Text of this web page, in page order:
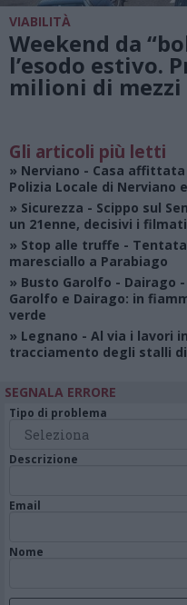
VIABILITÀ
Weekend da
l’esodo estivo.
milioni di
Gli articoli più letti
» Nerviano - Casa affittata
Polizia Locale di Nerviano
» Sicurezza - Scippo sul
un 21enne, decisivi i
» Stop alle truffe -
maresciallo a Parabiago
» Busto Garolfo - Dairago
Garolfo e Dairago: in
verde
» Legnano - Al via i lavori
tracciamento degli stalli
SEGNALA ERRORE
Tipo di problema
Descrizione
Email
Nome